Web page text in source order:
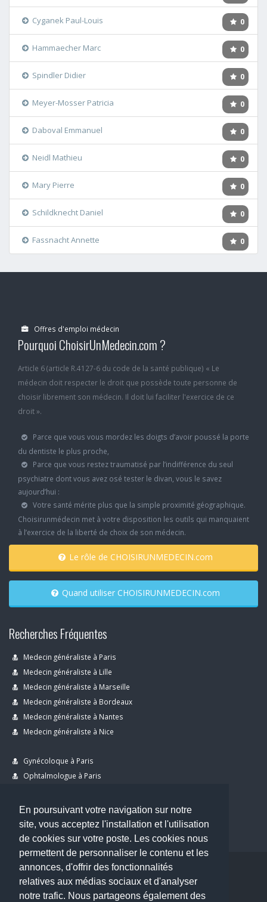
En poursuivant votre navigation sur notre
site, vous acceptez l'installation et l'utilisation
de cookies sur votre poste. Les cookies nous
permettent de personnaliser le contenu et les
annonces, d'offrir des fonctionnalités
relatives aux médias sociaux et d'analyser
notre trafic. Nous partageons également des
0
Cyganek Paul-Louis
0
Hammaecher Marc
0
Spindler Didier
0
Meyer-Mosser Patricia
0
Daboval Emmanuel
0
Neidl Mathieu
0
Mary Pierre
0
Schildknecht Daniel
0
Fassnacht Annette
Offres d'emploi médecin
Pourquoi ChoisirUnMedecin.com ?
Article 6 (article R.4127-6 du code de la santé publique) « Le
médecin doit respecter le droit que possède toute personne de
choisir librement son médecin. Il doit lui faciliter l'exercice de ce
droit ».
Parce que vous vous mordez les doigts d’avoir poussé la porte
du dentiste le plus proche,
Parce que vous restez traumatisé par l’indifférence du seul
psychiatre dont vous avez osé tester le divan, vous le savez
aujourd’hui :
Votre santé mérite plus que la simple proximité géographique.
Choisirunmédecin met à votre disposition les outils qui manquaient
à l’exercice de la liberté de choix de son médecin.
Le rôle de CHOISIRUNMEDECIN.com
Quand utiliser CHOISIRUNMEDECIN.com
Recherches Fréquentes
Medecin généraliste à Paris
Medecin généraliste à Lille
Medecin généraliste à Marseille
Medecin généraliste à Bordeaux
Medecin généraliste à Nantes
Medecin généraliste à Nice
Gynécoloque à Paris
Ophtalmologue à Paris
Dentiste à Paris
Copyright © 2026 . All Rights Reserved.
choisirunmedecin@gmail.com